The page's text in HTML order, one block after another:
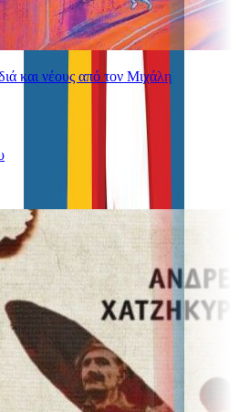
και νέους από τον Μιχάλη